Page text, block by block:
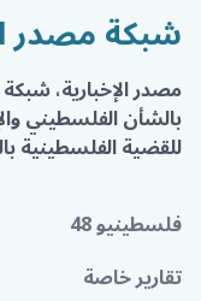
شبكة مصدر
مصدر الإخبارية،
بالشأن الفلسطيني
للقضية الفلسطينية
فلسطينيو 48
تقارير خاصة